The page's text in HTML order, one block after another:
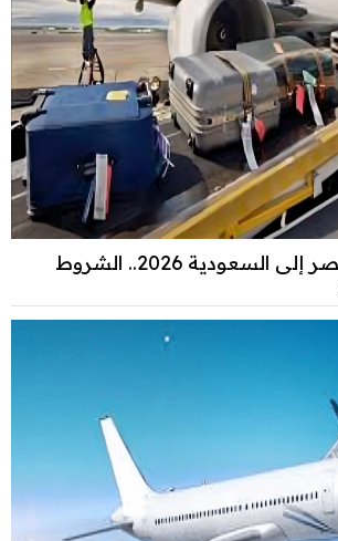
السفر بقط من مصر إلى السعودية 2026.. الشروط